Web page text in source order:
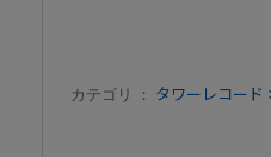
カテゴリ ： タワーレコード